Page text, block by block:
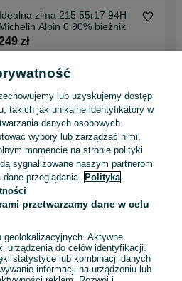
Idealna zima 215 55r17 94H
Michelin Alpin 6 90% bieżnik
zł
Odświeżono dnia 07 sierpnia 2026
235 35r20 92Y Pirelli P
TO PNCS
zł
Starachowice
Odświeżono dnia 07 sierpnia 2026
3 ... 26
lub uzyskujemy dostęp
takich jak unikalne identyfikatory w
danych osobowych.
wybory lub zarządzać nimi,
momencie na stronie polityki
sygnalizowane naszym partnerom
dane przeglądania. Polityka
przetwarzamy dane w celu
geolokalizacyjnych. Aktywne
urządzenia do celów identyfikacji.
statystyce lub kombinacji danych
informacji na urządzeniu lub